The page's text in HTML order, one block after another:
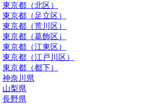
東京都（北区）
東京都（足立区）
東京都（荒川区）
東京都（葛飾区）
東京都（江東区）
東京都（江戸川区）
東京都（都下）
神奈川県
山梨県
長野県